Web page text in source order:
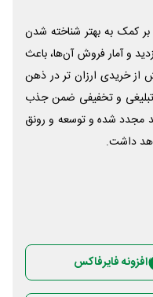
بر کمک به بهتر شناخته شدن
و آمار فروش آن‌ها، باعث
خریدی ارزان تر در ذهن
و تخفیفی ضمن جذب
مجدد شده و توسعه و رونق
داشت.
افزونه فایرفاکس